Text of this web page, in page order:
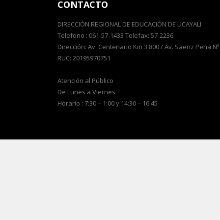
CONTACTO
DIRECCIÓN REGIONAL DE EDUCACIÓN DE UCAYALI
Telefono : 061-57-1433 Telefax: 57-2236
Dirección: Av. Centenario Km 3.800 / Av. Saenz Peña
RUC: 20195970751
Atención al Público
De Lunes a Viernes
Horario : 7:30 – 1:00 y 14:30 – 16:45